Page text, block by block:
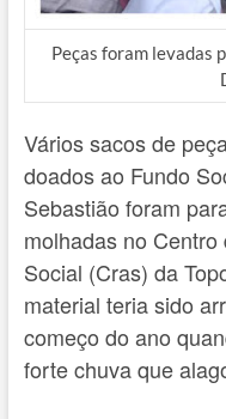
Peças foram levadas
Vários sacos de
doados ao Fundo
Sebastião foram
molhadas no
Social (Cras) da
material teria sido
começo do ano
forte chuva que